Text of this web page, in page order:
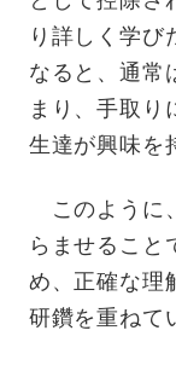
り詳しく学び
なると、通常
まり、手取り
生達が興味を
このように
らませること
め、正確な理
研鑽を重ねて